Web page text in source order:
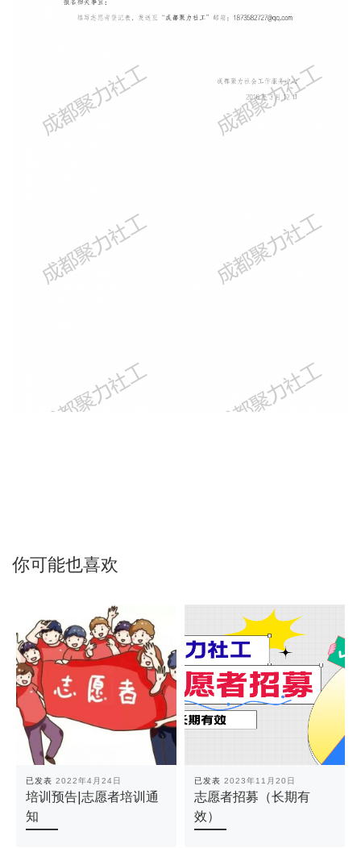
你可能也喜欢
已发表 2022年4月24日
培训预告|志愿者培训通
知
已发表 2023年11月20日
志愿者招募（长期有
效）